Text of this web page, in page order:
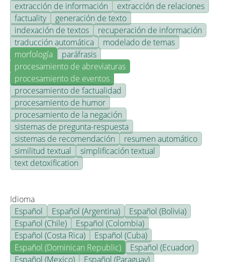
extracción de información
extracción de relaciones
factuality
generación de texto
indexación de textos
recuperación de información
traducción automática
modelado de temas
morfología
paráfrasis
procesamiento de abreviaturas
procesamiento de eventos
procesamiento de factualidad
procesamiento de humor
procesamiento de la negación
sistemas de pregunta-respuesta
sistemas de recomendación
resumen automático
similitud textual
simplificación textual
text detoxification
Idioma
Español
Español (Argentina)
Español (Bolivia)
Español (Chile)
Español (Colombia)
Español (Costa Rica)
Español (Cuba)
Español (Dominican Republic)
Español (Ecuador)
Español (Mexico)
Español (Paraguay)